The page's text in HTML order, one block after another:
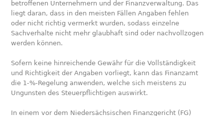
betroffenen Unternehmern und der Finanzverwaltung. Das
liegt daran, dass in den meisten Fällen Angaben fehlen
oder nicht richtig vermerkt wurden, sodass einzelne
Sachverhalte nicht mehr glaubhaft sind oder nachvollzogen
werden können.
Sofern keine hinreichende Gewähr für die Vollständigkeit
und Richtigkeit der Angaben vorliegt, kann das Finanzamt
die 1-%-Regelung anwenden, welche sich meistens zu
Ungunsten des Steuerpflichtigen auswirkt.
In einem vor dem Niedersächsischen Finanzgericht (FG)